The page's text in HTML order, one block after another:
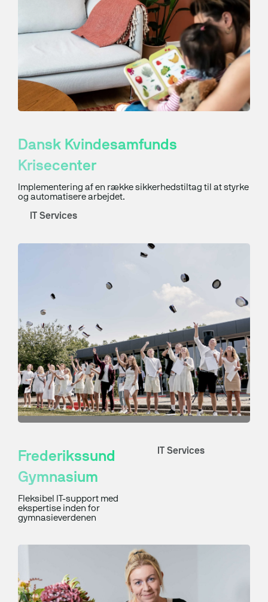
Dansk Kvindesamfunds
Krisecenter
Implementering af en række sikkerhedstiltag til at styrke
og automatisere arbejdet.
IT Services
Frederikssund
Gymnasium
Fleksibel IT-support med
ekspertise inden for
gymnasieverdenen
IT Services